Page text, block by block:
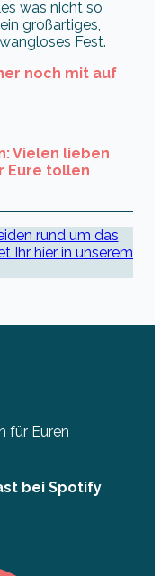
was nicht so
großartiges,
Fest.
noch mit auf
Vielen lieben
Eure tollen
rund um das
Ihr hier in unserem
für Euren
bei Spotify